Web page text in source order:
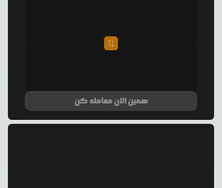
همین الان معامله کن